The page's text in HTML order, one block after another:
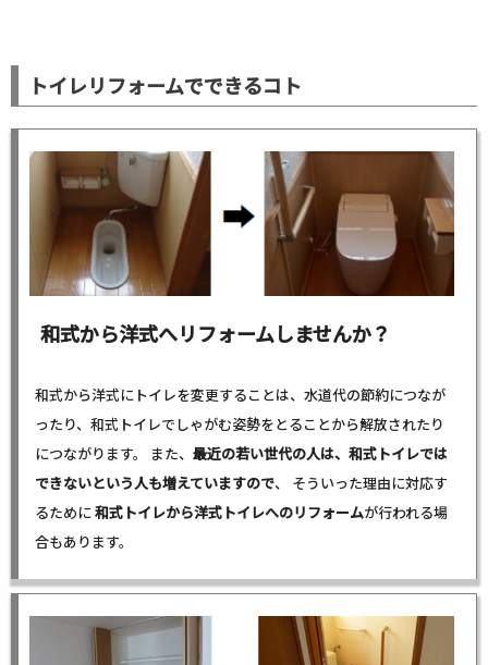
トイレリフォームでできるコト
和式から洋式へリフォームしませんか？
和式から洋式にトイレを変更することは、水道代の節約につなが
ったり、和式トイレでしゃがむ姿勢をとることから解放されたり
につながります。 また、 最近の若い世代の人は、和式トイレでは
できないという人も増えていますので、 そういった理由に対応す
るために和式トイレから洋式トイレへのリフォームが行われる場
合もあります。